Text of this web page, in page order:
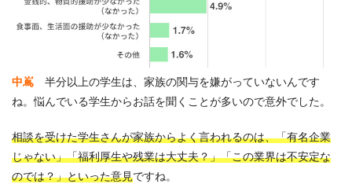
中嶌 半分以上の学生は、家族の関与を嫌がっていないんです
ね。悩んでいる学生からお話を聞くことが多いので意外でした。
相談を受けた学生さんが家族からよく言われるのは、「有名企業
じゃない」「福利厚生や残業は大丈夫？」「この業界は不安定な
のでは？」といった意見ですね。